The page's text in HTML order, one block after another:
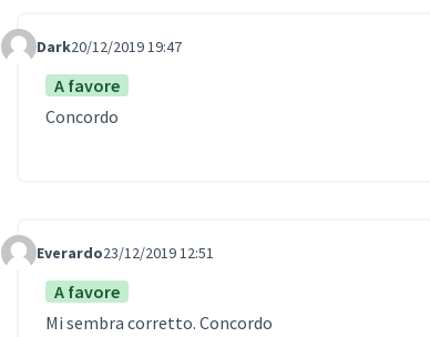
Comment Label
Dark20/12/2019 19:47
A favore
Concordo
Comment Label
Everardo23/12/2019 12:51
A favore
Mi sembra corretto. Concordo